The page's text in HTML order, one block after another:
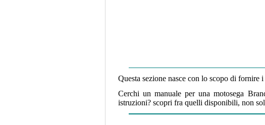
Questa sezione nasce con lo scopo di fornire
Cerchi un manuale per una motosega
istruzioni? scopri fra quelli disponibili, non